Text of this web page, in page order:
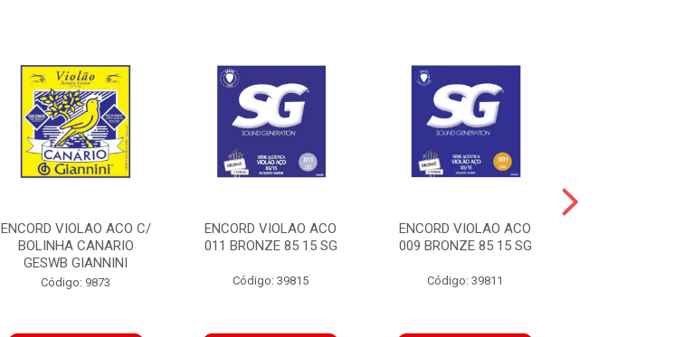
ENCORD VIOLAO ACO C/
BOLINHA CANARIO
GESWB GIANNINI
Código: 9873
ENCORD VIOLAO ACO
011 BRONZE 85 15 SG
Código: 39815
ENCORD VIOLAO ACO
009 BRONZE 85 15 SG
Código: 39811